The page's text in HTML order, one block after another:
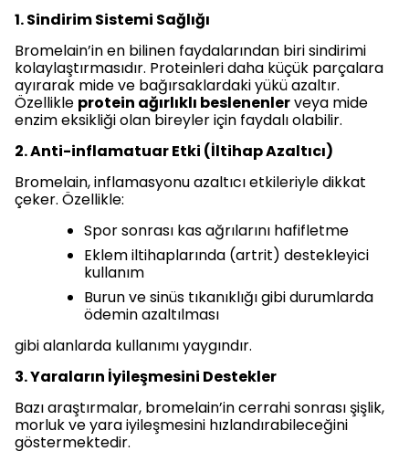
1. Sindirim Sistemi Sağlığı
Bromelain’in en bilinen faydalarından biri sindirimi
kolaylaştırmasıdır. Proteinleri daha küçük parçalara
ayırarak mide ve bağırsaklardaki yükü azaltır.
Özellikle protein ağırlıklı beslenenlerveya mide
enzim eksikliği olan bireyler için faydalı olabilir.
2. Anti-inflamatuar Etki (İltihap Azaltıcı)
Bromelain, inflamasyonu azaltıcı etkileriyle dikkat
çeker. Özellikle:
Spor sonrası kas ağrılarını hafifletme
Eklem iltihaplarında (artrit) destekleyici
kullanım
Burun ve sinüs tıkanıklığı gibi durumlarda
ödemin azaltılması
gibi alanlarda kullanımı yaygındır.
3. Yaraların İyileşmesini Destekler
Bazı araştırmalar, bromelain’in cerrahi sonrası şişlik,
morluk ve yara iyileşmesini hızlandırabileceğini
göstermektedir.